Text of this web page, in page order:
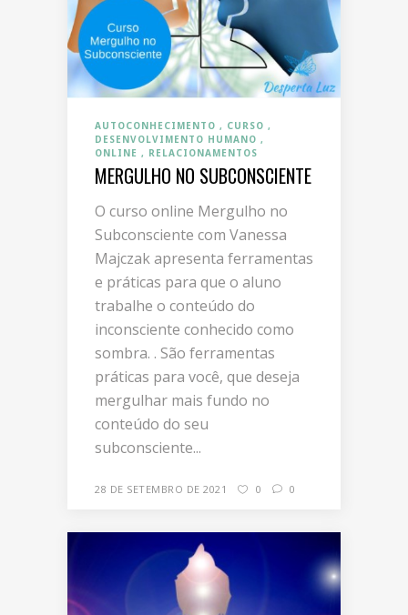
AUTOCONHECIMENTO
CURSO
DESENVOLVIMENTO HUMANO
ONLINE
RELACIONAMENTOS
MERGULHO NO SUBCONSCIENTE
O curso online Mergulho no
Subconsciente com Vanessa
Majczak apresenta ferramentas
e práticas para que o aluno
trabalhe o conteúdo do
inconsciente conhecido como
sombra. . São ferramentas
práticas para você, que deseja
mergulhar mais fundo no
conteúdo do seu
subconsciente...
28 DE SETEMBRO DE 2021 0 0